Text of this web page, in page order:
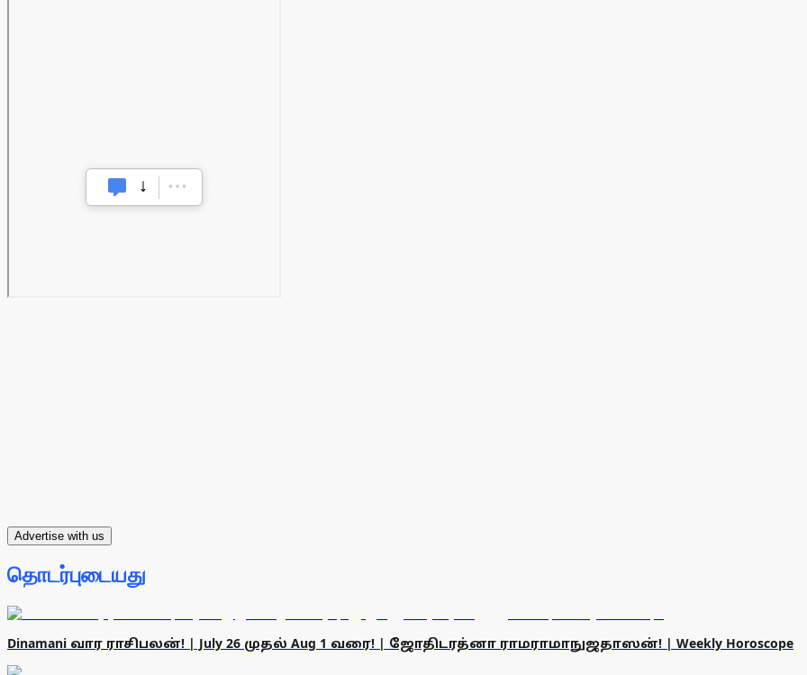
Advertise with us
தொடர்புடையது
Dinamani வார ராசிபலன்! | July 26 முதல் Aug 1 வரை! | ஜோதிடரத்னா ராமராமாநுஜதாஸன்! | Weekly Horoscope